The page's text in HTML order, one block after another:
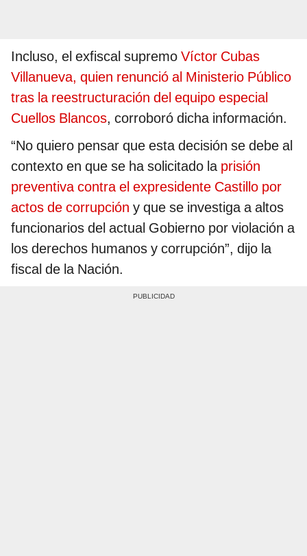
Incluso, el exfiscal supremo Víctor Cubas
Villanueva, quien renunció al Ministerio Público
tras la reestructuración del equipo especial
Cuellos Blancos, corroboró dicha información.
“No quiero pensar que esta decisión se debe al
contexto en que se ha solicitado laprisión
preventiva contra el expresidente Castillo por
actos de corrupción y que se investiga a altos
funcionarios del actual Gobierno por violación a
los derechos humanos y corrupción”, dijo la
fiscal de la Nación.